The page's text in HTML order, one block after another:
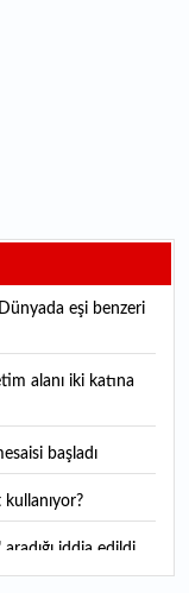
başladı
iddia edildi